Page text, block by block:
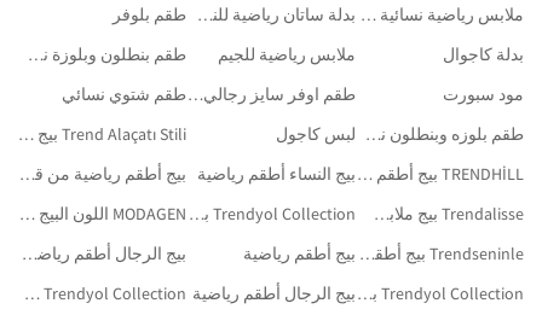
ملابس رياضية نسائية مقاسات كبيرة
بدلة ساتان رياضية للنساء طقم بلوفر
بدلة كاجوال
ملابس رياضية للجيم
طقم بنطلون وبلوزة نسائي
مود سبورت
طقم اوفر سايز رجالي صيفيطقم شتوي نسائي
طقم بلوزه وبنطلون نسائي لبس كاجول
Trend Alaçatı Stili بيج أطقم رياضية
TRENDHİLL بيج أطقم رياضيةبيج النساء أطقم رياضية
بيج أطقم رياضية من قطعتين
Trendalisse بيج ملابس رياضية
Trendyol Collection بني ملابس رياضية
MODAGEN اللون البيج أطقم رياضية
Trendseninle بيج أطقم رياضيةبيج أطقم رياضية
بيج الرجال أطقم رياضية من قطعتين
Trendyol Collection بيج بنطلونات رياضيةبيج الرجال أطقم رياضية
Trendyol Collection وردي أطقم رياضية